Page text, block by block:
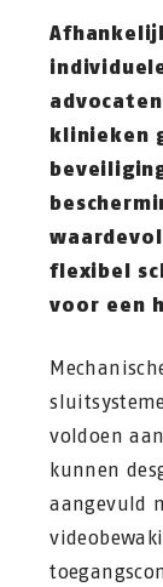
klinieken
flexibel
voor een
voldoen
kunnen
aangevuld